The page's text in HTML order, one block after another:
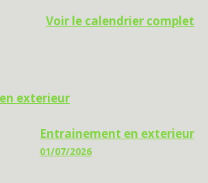
Voir le calendrier complet
exterieur
Entrainement en exterieur
01/07/2026